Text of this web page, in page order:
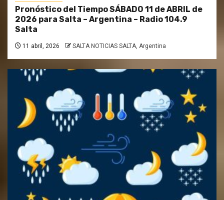
Pronóstico del Tiempo SÁBADO 11 de ABRIL de
2026 para Salta – Argentina – Radio 104.9
Salta
11 abril, 2026 SALTA NOTICIAS SALTA, Argentina